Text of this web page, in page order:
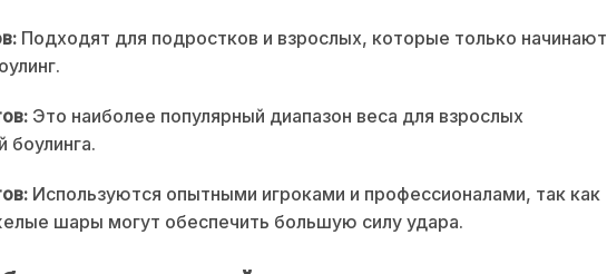
Подходят для подростков и взрослых, которые только начинают
Это наиболее популярный диапазон веса для взрослых
боулинга.
Используются опытными игроками и профессионалами, так как
шары могут обеспечить большую силу удара.